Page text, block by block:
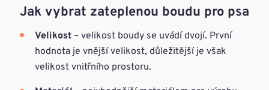
Jak vybrat zateplenou boudu pro psa
Velikost – velikost boudy se uvádí dvojí. První
hodnota je vnější velikost, důležitější je však
velikost vnitřního prostoru.